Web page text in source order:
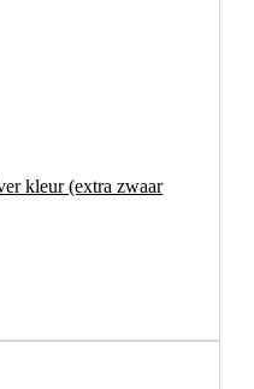
kleur (extra zwaar